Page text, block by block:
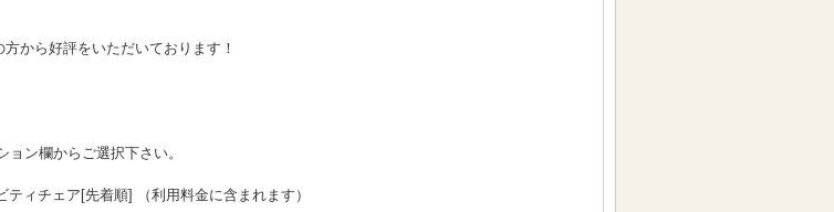
から好評をいただいております！
ン欄からご選択下さい。
ィチェア[先着順] （利用料金に含まれます）